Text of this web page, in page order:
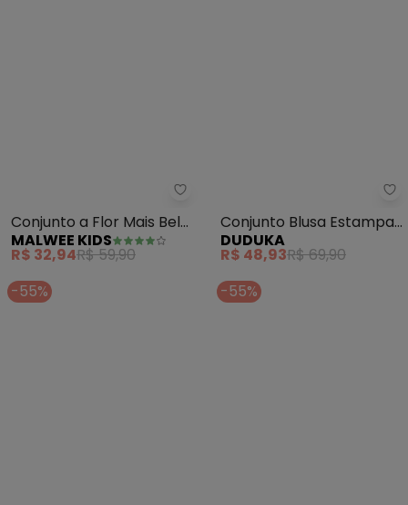
Malwee Kids - Conjunto a Flor
Conjunto a Flor Mais Bela
do Jardim (Laranja)
MALWEE KIDS
R$ 32,94R$ 59,90
Conjunto Blusa Estampa
Lovely e Short (Laranja)
DUDUKA
R$ 48,93R$ 69,90
-55%
-55%